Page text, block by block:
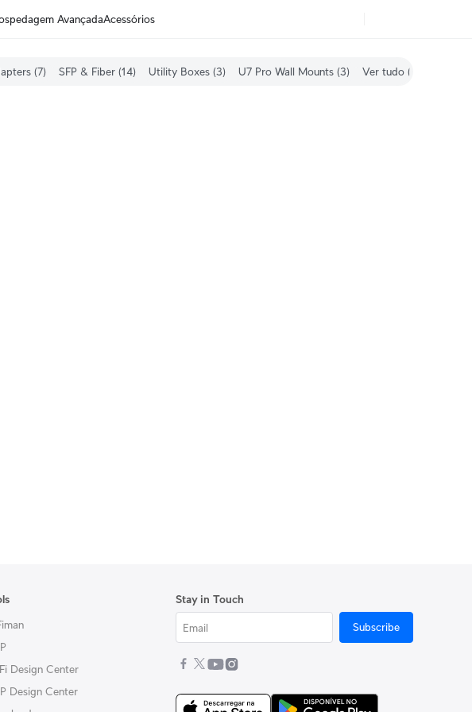
AvançadaAcessórios
(7) SFP & Fiber (14) Utility Boxes (3) U7 Pro Wall Mounts (3) Ver tudo (52)
Design Center
Design Center
Stay in Touch
Subscribe